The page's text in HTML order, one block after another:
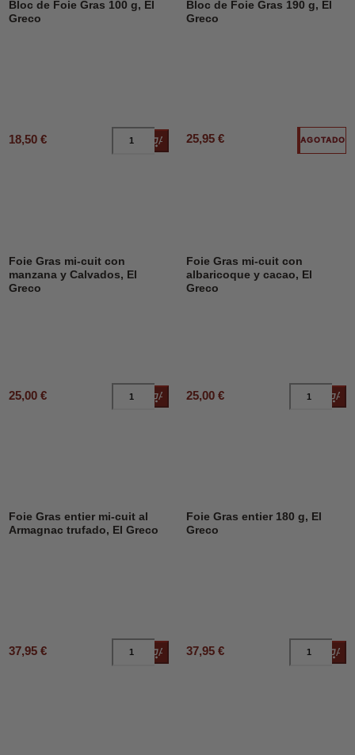
Bloc de Foie Gras 100 g, El
Greco
18,50 € Añadir al carrito
Bloc de Foie Gras 190 g, El
Greco
25,95 € AGOTADO
Foie Gras mi-cuit con
manzana y Calvados, El
Greco
25,00 € Añadir al carrito
Foie Gras mi-cuit con
albaricoque y cacao, El
Greco
25,00 €
Foie Gras entier mi-cuit al
Armagnac trufado, El Greco
37,95 € Añadir al carrito
Foie Gras entier 180 g, El
Greco
37,95 €